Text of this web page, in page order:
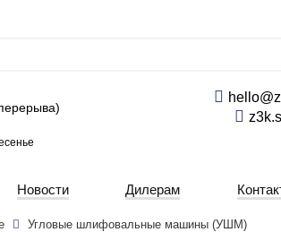
Новости Дилерам
Угловые шлифовальные машины (УШМ)